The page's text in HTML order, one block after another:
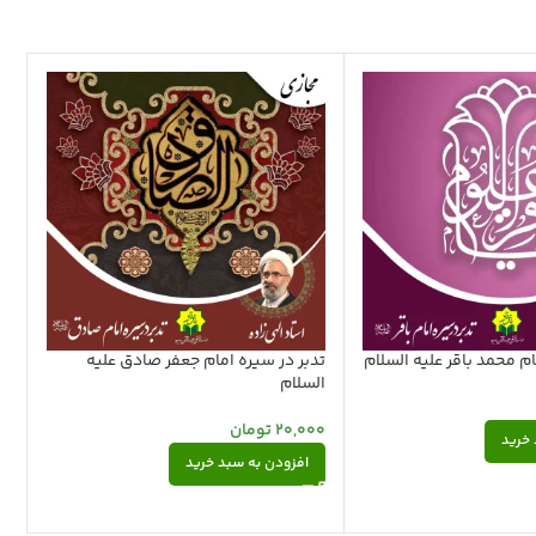
محمد باقر علیه السلام
خرید
تدبر در سیره امام جعفر صادق علیه
السلام
20,000تومان
افزودن به سبد خرید